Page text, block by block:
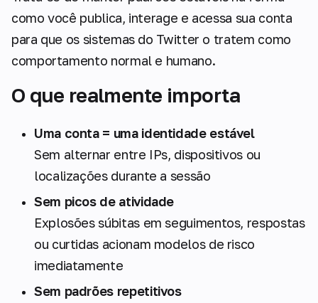
como você publica, interage e acessa sua conta
para que os sistemas do Twitter o tratem como
comportamento normal e humano.
O que realmente importa
Uma conta = uma identidade estável
Sem alternar entre IPs, dispositivos ou
localizações durante a sessão
Sem picos de atividade
Explosões súbitas em seguimentos, respostas
ou curtidas acionam modelos de risco
imediatamente
Sem padrões repetitivos